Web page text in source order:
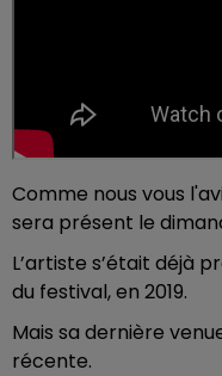
Comme nous vous
sera présent le
L’artiste s’était déjà
du festival, en 2019.
Mais sa dernière
récente.